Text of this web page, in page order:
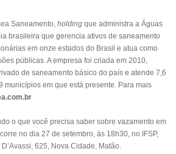
Saneamento, holding que administra a Águas
brasileira que gerencia ativos de saneamento
em onze estados do Brasil e atua como
públicas. A empresa foi criada em 2010,
de saneamento básico do país e atende 7,6
municípios em que está presente. Para mais
o que você precisa saber sobre vazamento em
no dia 27 de setembro, às 18h30, no IFSP,
625, Nova Cidade, Matão.